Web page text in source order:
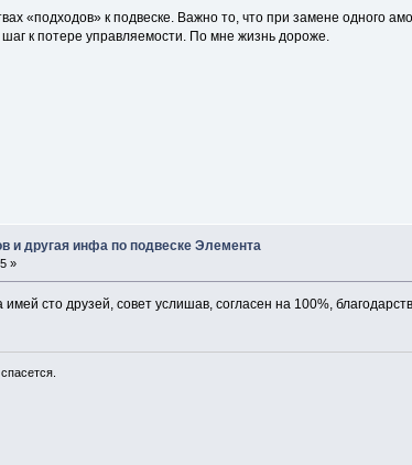
«подходов» к подвеске. Важно то, что при замене одного
шаг к потере управляемости. По мне жизнь дороже.
и другая инфа по подвеске Элемента
»
сто друзей, совет услишав, согласен на 100%,